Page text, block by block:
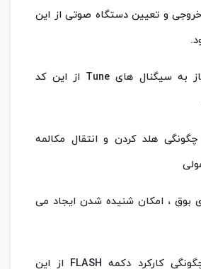
خروجی و تعیین دستگاه صوتی از این
103: در صورت نیاز به سیگنال های Tune از این کد
چگونگی هلد کردن و انتقال مکالمه
بوق ، امکان شنیده شدن ایجاد می
110: برای تنظیم چگونگی کارکرد دکمه FLASH از این